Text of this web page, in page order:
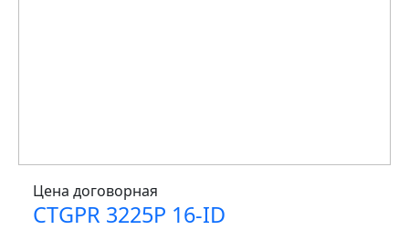
Цена договорная
CTGPR 3225P 16-ID